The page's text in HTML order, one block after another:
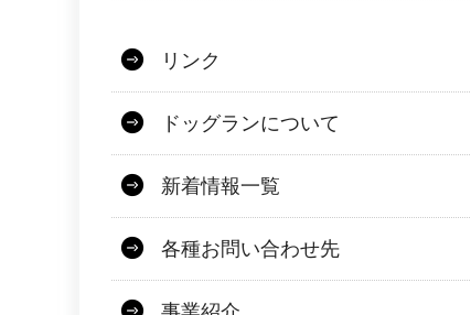
リンク
ドッグランについて
新着情報一覧
各種お問い合わせ先